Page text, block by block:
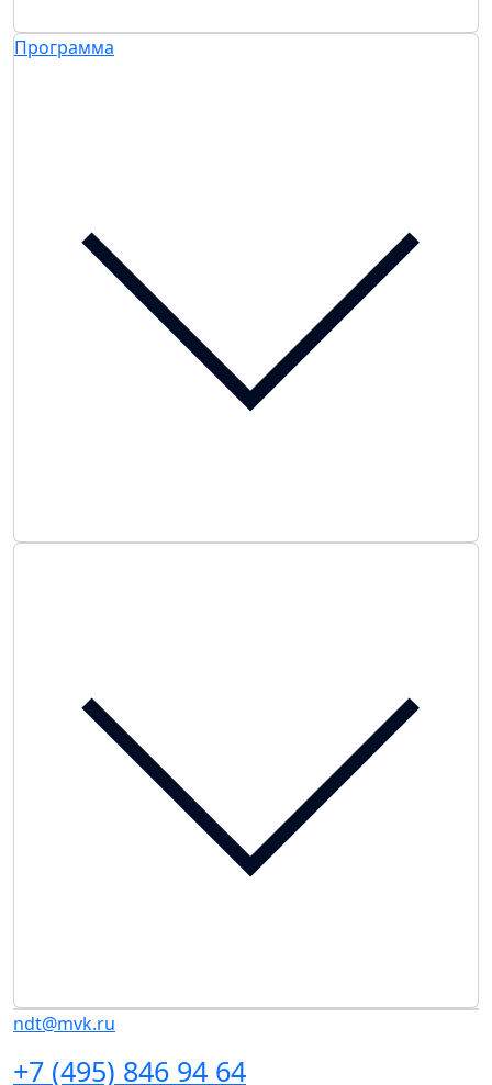
Программа
ndt@mvk.ru
+7 (495) 846 94 64